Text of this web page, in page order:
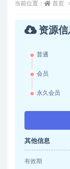
当前位置： 首页
资源信
普通
会员
永久会员
其他信息
有效期